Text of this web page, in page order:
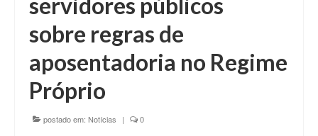
sobre regras de
aposentadoria no Regime
Próprio
postado em: Notícias | 0